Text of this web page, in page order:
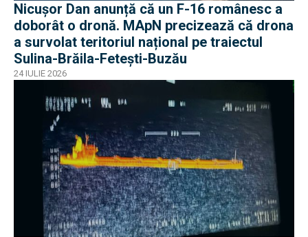
Nicușor Dan anunță că un F-16 românesc a
doborât o dronă. MApN precizează că drona
a survolat teritoriul național pe traiectul
Sulina-Brăila-Fetești-Buzău
24 IULIE 2026